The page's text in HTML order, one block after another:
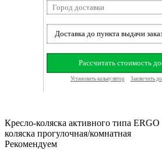
Кресло-коляска активного типа
коляска прогулочная/комнатная
Рекомендуем